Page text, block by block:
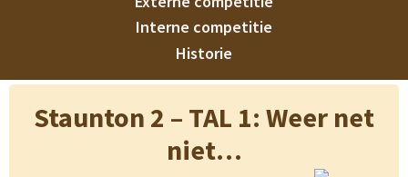
Interne competitie
Historie
Staunton 2 – TAL 1: Weer net
niet…